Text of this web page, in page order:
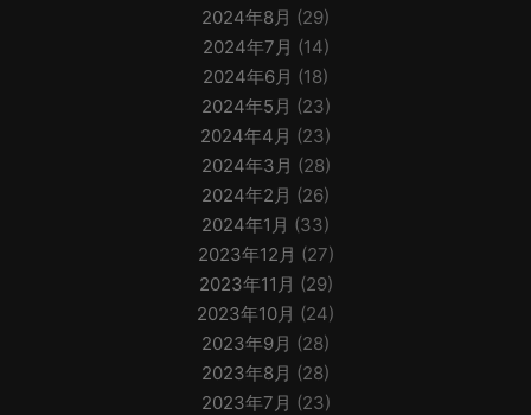
2024年8月 (29)
2024年7月 (14)
2024年6月 (18)
2024年5月 (23)
2024年4月 (23)
2024年3月 (28)
2024年2月 (26)
2024年1月 (33)
2023年12月 (27)
2023年11月 (29)
2023年10月 (24)
2023年9月 (28)
2023年8月 (28)
2023年7月 (23)